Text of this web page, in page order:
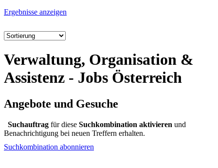
Ergebnisse anzeigen
Verwaltung, Organisation &
Assistenz - Jobs Österreich
Angebote und Gesuche
Suchauftrag für diese Suchkombination aktivieren und
Benachrichtigung bei neuen Treffern erhalten.
Suchkombination abonnieren